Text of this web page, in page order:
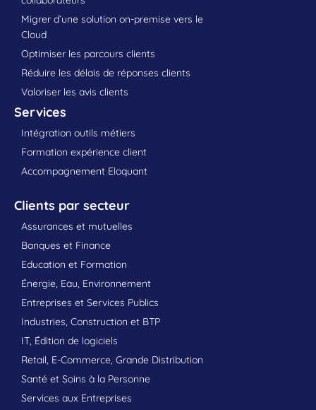
Migrer d’une solution on-premise vers le
Cloud
Optimiser les parcours clients
Réduire les délais de réponses clients
Valoriser les avis clients
Services
Intégration outils métiers
Formation expérience client
Accompagnement Eloquant
Clients par secteur
Assurances et mutuelles
Banques et Finance
Education et Formation
Énergie, Eau, Environnement
Entreprises et Services Publics
Industries, Construction et BTP
IT, Édition de logiciels
Retail, E-Commerce, Grande Distribution
Santé et Soins à la Personne
Services aux Entreprises